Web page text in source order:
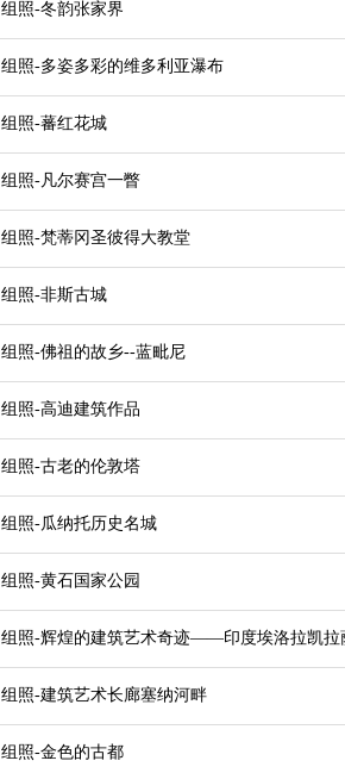
组照-冬韵张家界
组照-多姿多彩的维多利亚瀑布
组照-蕃红花城
组照-凡尔赛宫一瞥
组照-梵蒂冈圣彼得大教堂
组照-非斯古城
组照-佛祖的故乡--蓝毗尼
组照-高迪建筑作品
组照-古老的伦敦塔
组照-瓜纳托历史名城
组照-黄石国家公园
组照-辉煌的建筑艺术奇迹——印度埃洛拉凯拉
组照-建筑艺术长廊塞纳河畔
组照-金色的古都